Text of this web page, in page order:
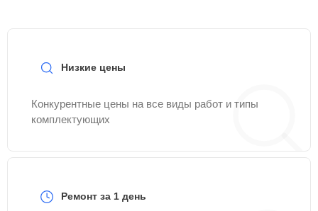
Низкие цены
Конкурентные цены на все виды работ и типы
комплектующих
Ремонт за 1 день